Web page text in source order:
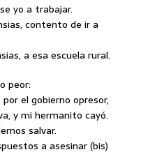
yo a trabajar.
contento de ir a
a esa escuela rural.
peor:
el gobierno opresor,
y mi hermanito cayó.
salvar.
a asesinar (bis)